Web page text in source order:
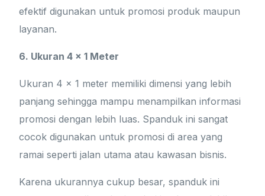
efektif digunakan untuk promosi produk maupun
layanan.
6. Ukuran 4 x 1 Meter
Ukuran 4 x 1 meter memiliki dimensi yang lebih
panjang sehingga mampu menampilkan informasi
promosi dengan lebih luas. Spanduk ini sangat
cocok digunakan untuk promosi di area yang
ramai seperti jalan utama atau kawasan bisnis.
Karena ukurannya cukup besar, spanduk ini